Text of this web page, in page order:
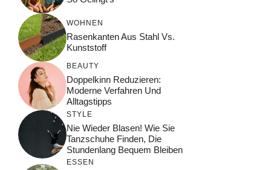
WOHNEN
Rasenkanten Aus Stahl Vs.
Kunststoff
BEAUTY
Doppelkinn Reduzieren:
Moderne Verfahren Und
Alltagstipps
STYLE
Nie Wieder Blasen! Wie Sie
Tanzschuhe Finden, Die
Stundenlang Bequem Bleiben
ESSEN